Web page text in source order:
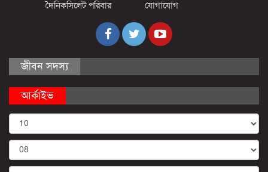
দৈনিকসিলেট পরিবার
যোগাযোগ
জীবন সদস্য
আর্কাইভ